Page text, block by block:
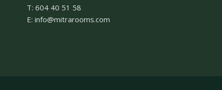
T: 604 40 51 58
E: info@mitrarooms.com